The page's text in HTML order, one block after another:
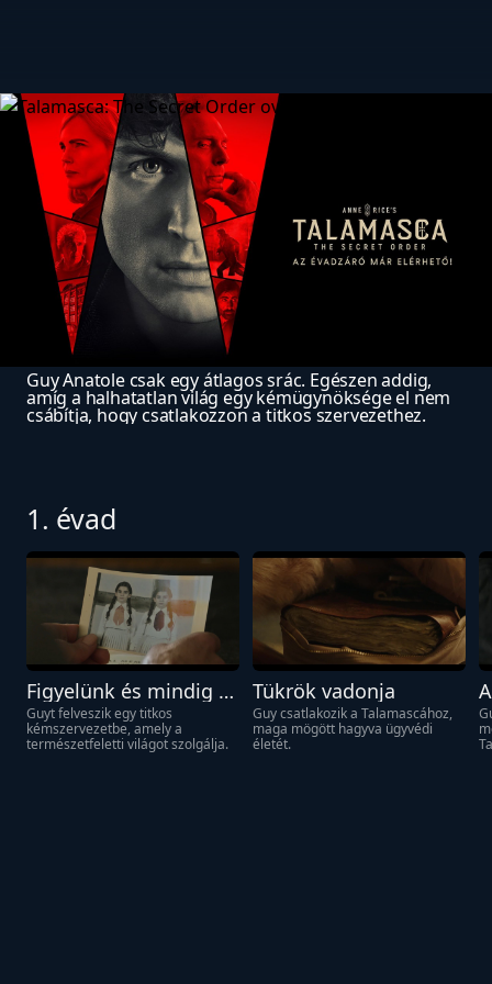
Guy Anatole csak egy átlagos srác. Egészen addig,
amíg a halhatatlan világ egy kémügynöksége el nem
1. évad
Figyelünk és mindig
résen vagyunk
Guyt felveszik egy titkos
kémszervezetbe, amely a
természetfeletti világot szolgálja.
Tükrök vadonja
Guy csatlakozik a Talamascához,
maga mögött hagyva ügyvédi